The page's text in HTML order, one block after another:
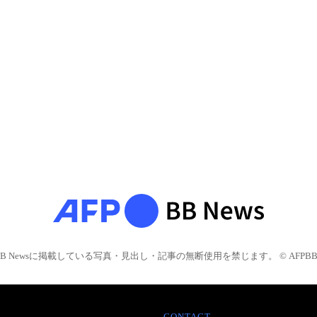
Newsに掲載している写真・見出し・記事の無断使用を禁じます。 © AFPBB